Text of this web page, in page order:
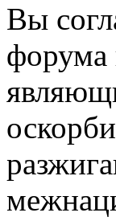
Вы
форума